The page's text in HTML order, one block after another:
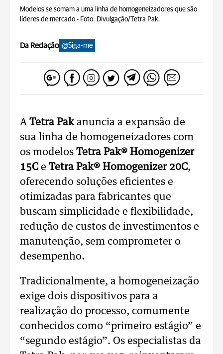
Modelos se somam a uma linha de homogeneizadores que são
líderes de mercado - Foto: Divulgação/Tetra Pak.
Da Redação @Siga-me
A Tetra Pak anuncia a expansão de
sua linha de homogeneizadores com
os modelos Tetra Pak® Homogenizer
15C e Tetra Pak® Homogenizer 20C,
oferecendo soluções eficientes e
otimizadas para fabricantes que
buscam simplicidade e flexibilidade,
redução de custos de investimentos e
manutenção, sem comprometer o
desempenho.
Tradicionalmente, a homogeneização
exige dois dispositivos para a
realização do processo, comumente
conhecidos como “primeiro estágio” e
“segundo estágio”. Os especialistas da